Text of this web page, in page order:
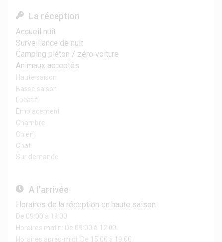
La réception
Accueil nuit
Surveillance de nuit
Camping piéton / zéro voiture
Animaux acceptés
Haute saison
Basse saison
Locatif
Emplacement
Chambre
Chien
Chat
Sur demande
A l'arrivée
Horaires de la réception en haute saison
De 09:00 à 19:00
Horaires matin: De 09:00 à 12:00
Horaires après-midi: De 15:00 à 19:00